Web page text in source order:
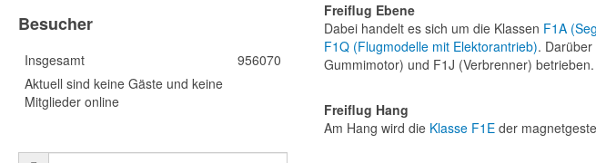
Freiflug Ebene
Dabei handelt es sich um die Klassen F1A
F1Q (Flugmodelle mit Elektorantrieb).
Gummimotor) und F1J (Verbrenner) betrieben.
Freiflug Hang
Am Hang wird die Klasse F1E der
Besucher
Insgesamt
956070
Aktuell sind keine Gäste und keine
Mitglieder online